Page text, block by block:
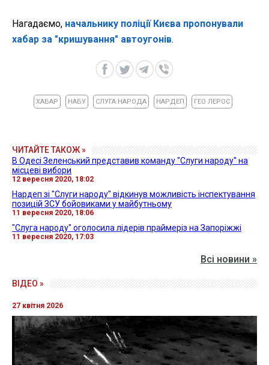
Нагадаємо, начальнику поліції Києва пропонували
хабар за "кришування" автоугонів.
ХАБАР НАБУ СЛУГА НАРОДА НАРДЕП ГЕО ЛЕРОС
ЧИТАЙТЕ ТАКОЖ »
В Одесі Зеленський представив команду "Слуги народу" на
місцеві вибори
12 вересня 2020, 18:02
Нардеп зі "Слуги народу" відкинув можливість інспектування
позицій ЗСУ бойовиками у майбутньому
11 вересня 2020, 18:06
"Слуга народу" оголосила лідерів праймеріз на Запоріжжі
11 вересня 2020, 17:03
Всі новини »
ВІДЕО »
27 квітня 2026